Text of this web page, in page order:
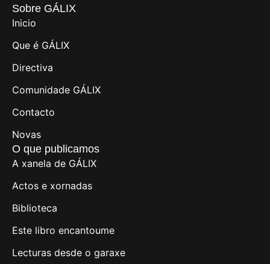
Sobre GÁLIX
Inicio
Que é GÁLIX
Directiva
Comunidade GÁLIX
Contacto
Novas
O que publicamos
A xanela de GÁLIX
Actos e xornadas
Biblioteca
Este libro encantoume
Lecturas desde o garaxe